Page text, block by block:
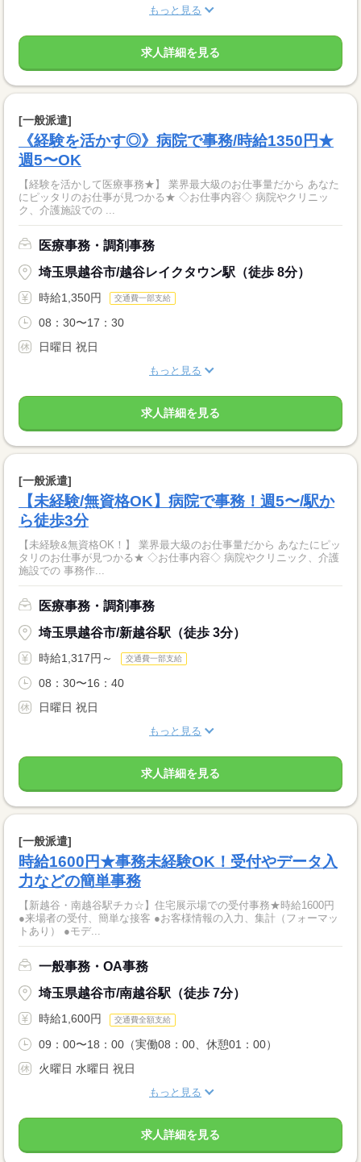
もっと見る
求人詳細を見る
[一般派遣]
《経験を活かす◎》病院で事務/時給1350円★
週5〜OK
【経験を活かして医療事務★】 業界最大級のお仕事量だから あなた
にピッタリのお仕事が見つかる★ ◇お仕事内容◇ 病院やクリニッ
ク、介護施設での ...
医療事務・調剤事務
埼玉県越谷市/越谷レイクタウン駅（徒歩 8分）
時給1,350円 交通費一部支給
08：30〜17：30
日曜日 祝日
もっと見る
求人詳細を見る
[一般派遣]
【未経験/無資格OK】病院で事務！週5〜/駅か
ら徒歩3分
【未経験&無資格OK！】 業界最大級のお仕事量だから あなたにピッ
タリのお仕事が見つかる★ ◇お仕事内容◇ 病院やクリニック、介護
施設での 事務作...
医療事務・調剤事務
埼玉県越谷市/新越谷駅（徒歩 3分）
時給1,317円～ 交通費一部支給
08：30〜16：40
日曜日 祝日
もっと見る
求人詳細を見る
[一般派遣]
時給1600円★事務未経験OK！受付やデータ入
力などの簡単事務
【新越谷・南越谷駅チカ☆】住宅展示場での受付事務★時給1600円
●来場者の受付、簡単な接客 ●お客様情報の入力、集計（フォーマッ
トあり） ●モデ...
一般事務・OA事務
埼玉県越谷市/南越谷駅（徒歩 7分）
時給1,600円 交通費全額支給
09：00〜18：00（実働08：00、休憩01：00）
火曜日 水曜日 祝日
もっと見る
求人詳細を見る